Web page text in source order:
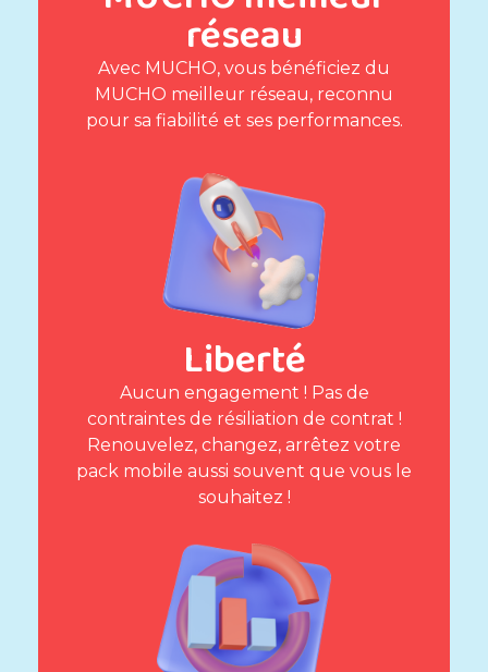
réseau
Avec MUCHO, vous bénéficiez du
MUCHO meilleur réseau, reconnu
pour sa fiabilité et ses performances.
Liberté
Aucun engagement ! Pas de
contraintes de résiliation de contrat !
Renouvelez, changez, arrêtez votre
pack mobile aussi souvent que vous le
souhaitez !